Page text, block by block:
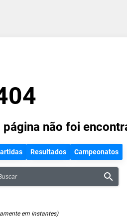
página não foi
Resultados Campeonatos
em instantes)